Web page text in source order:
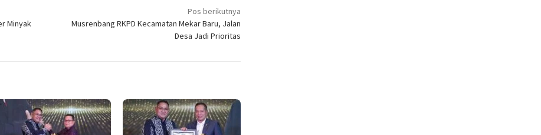
Minyak
Pos berikutnya
Musrenbang RKPD Kecamatan Mekar Baru, Jalan
Desa Jadi Prioritas